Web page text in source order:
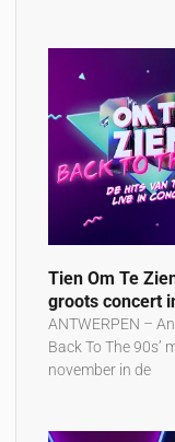
Tien Om Te
groots concert
ANTWERPEN –
Back To The 90s’
november in de